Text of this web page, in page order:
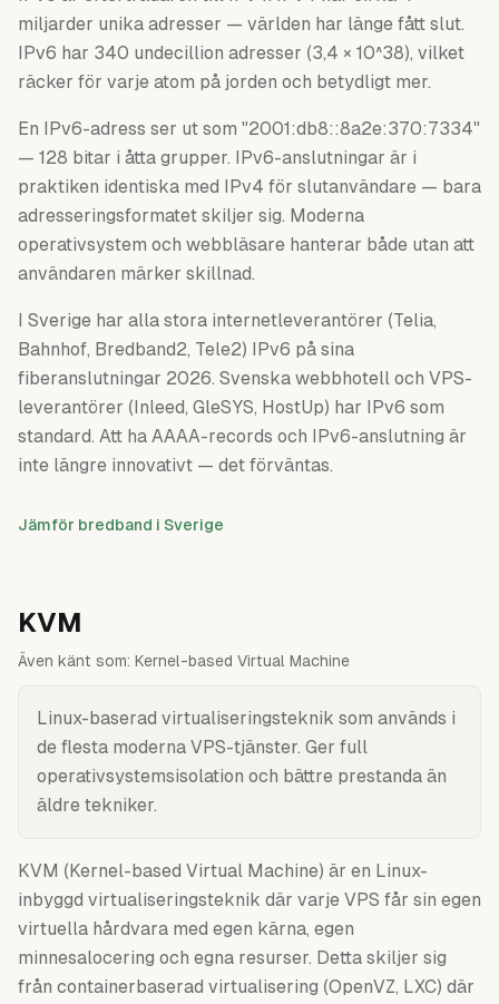
miljarder unika adresser — världen har länge fått slut.
IPv6 har 340 undecillion adresser (3,4 × 10^38), vilket
räcker för varje atom på jorden och betydligt mer.
En IPv6-adress ser ut som "2001:db8::8a2e:370:7334"
— 128 bitar i åtta grupper. IPv6-anslutningar är i
praktiken identiska med IPv4 för slutanvändare — bara
adresseringsformatet skiljer sig. Moderna
operativsystem och webbläsare hanterar både utan att
användaren märker skillnad.
I Sverige har alla stora internetleverantörer (Telia,
Bahnhof, Bredband2, Tele2) IPv6 på sina
fiberanslutningar 2026. Svenska webbhotell och VPS-
leverantörer (Inleed, GleSYS, HostUp) har IPv6 som
standard. Att ha AAAA-records och IPv6-anslutning är
inte längre innovativt — det förväntas.
Jämför bredband i Sverige
KVM
Även känt som: Kernel-based Virtual Machine
Linux-baserad virtualiseringsteknik som används i
de flesta moderna VPS-tjänster. Ger full
operativsystemsisolation och bättre prestanda än
äldre tekniker.
KVM (Kernel-based Virtual Machine) är en Linux-
inbyggd virtualiseringsteknik där varje VPS får sin egen
virtuella hårdvara med egen kärna, egen
minnesalocering och egna resurser. Detta skiljer sig
från containerbaserad virtualisering (OpenVZ, LXC) där